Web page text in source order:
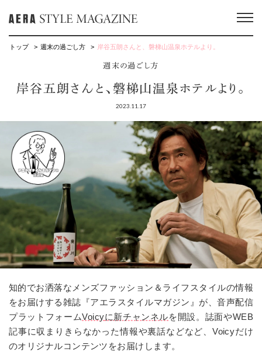
トップ 週末の過ごし方 岸谷五朗さんと、磐梯山温泉ホテルより。
週末の過ごし方
岸谷五朗さんと、磐梯山温泉ホテルより。
2023.11.17
知的でお洒落なメンズファッション＆ライフスタイルの情報
をお届けする雑誌『アエラスタイルマガジン』が、音声配信
プラットフォームVoicyに新チャンネルを開設。誌面やWEB
記事に収まりきらなかった情報や裏話などなど、Voicyだけ
のオリジナルコンテンツをお届けします。